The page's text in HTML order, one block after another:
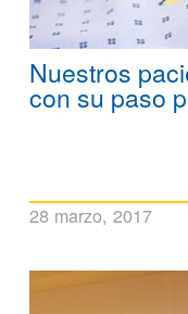
Nuestros
con su paso
28 marzo, 2017